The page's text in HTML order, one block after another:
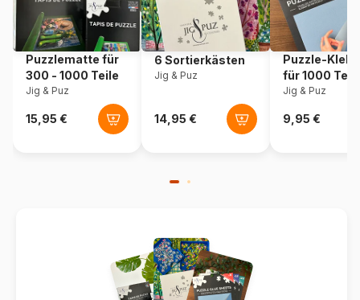
Teileanzahl 1000 Teile
Maße 68 x 48 cm
Puzzlematte für
300 - 1000 Teile
Jig & Puz
6 Sortierkästen
Jig & Puz
Puzzle-
für 1000
Jig & Puz